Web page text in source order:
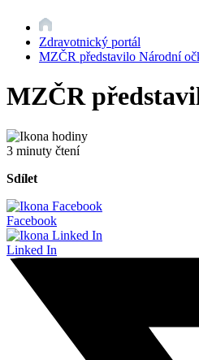
Zdravotnický portál
MZČR představilo Národní
MZČR
3 minuty čtení
Sdílet
Facebook
Linked In